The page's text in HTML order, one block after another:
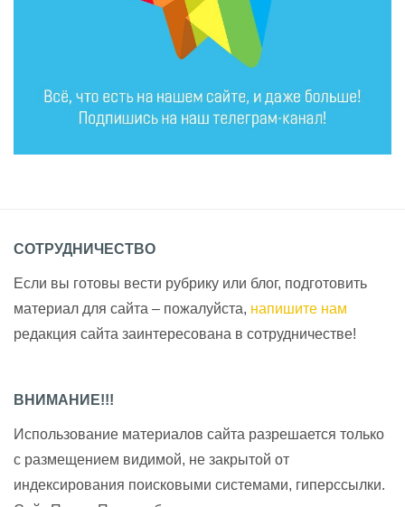
СОТРУДНИЧЕСТВО
Если вы готовы вести рубрику или блог, подготовить
материал для сайта – пожалуйста, напишите нам
редакция сайта заинтересована в сотрудничестве!
ВНИМАНИЕ!!!
Использование материалов сайта разрешается только
с размещением видимой, не закрытой от
индексирования поисковыми системами, гиперссылки.